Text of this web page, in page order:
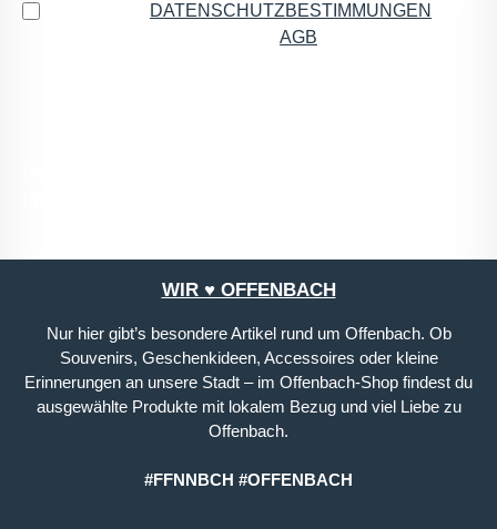
DATENSCHUTZBESTIMMUNGEN
AGB
WIR ♥ OFFENBACH
Nur hier gibt’s besondere Artikel rund um Offenbach. Ob
Souvenirs, Geschenkideen, Accessoires oder kleine
Erinnerungen an unsere Stadt – im Offenbach-Shop findest du
ausgewählte Produkte mit lokalem Bezug und viel Liebe zu
Offenbach.
#FFNNBCH #OFFENBACH